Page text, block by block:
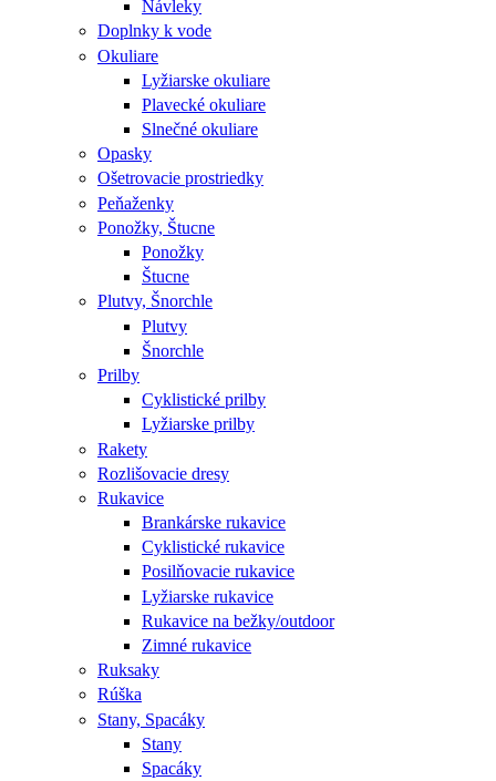
Návleky
Doplnky k vode
Okuliare
Lyžiarske okuliare
Plavecké okuliare
Slnečné okuliare
Opasky
Ošetrovacie prostriedky
Peňaženky
Ponožky, Štucne
Ponožky
Štucne
Plutvy, Šnorchle
Plutvy
Šnorchle
Prilby
Cyklistické prilby
Lyžiarske prilby
Rakety
Rozlišovacie dresy
Rukavice
Brankárske rukavice
Cyklistické rukavice
Posilňovacie rukavice
Lyžiarske rukavice
Rukavice na bežky/outdoor
Zimné rukavice
Ruksaky
Rúška
Stany, Spacáky
Stany
Spacáky